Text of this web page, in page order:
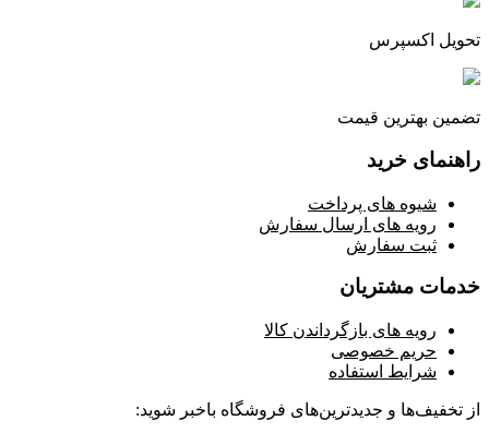
تحویل اکسپرس
تضمین بهترین قیمت
راهنمای خرید
شیوه های پرداخت
رویه های ارسال سفارش
ثبت سفارش
خدمات مشتریان
رویه های بازگرداندن کالا
حریم خصوصی
شرایط استفاده
از تخفیف‌ها و جدیدترین‌های فروشگاه باخبر شوید: